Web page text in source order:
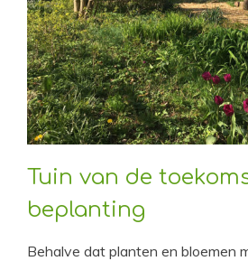
Tuin van de
beplanting
Behalve dat planten en bloemen